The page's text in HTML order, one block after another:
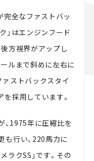
完全なファストバッ
」はエンジンフード
方視界がアップし
ルまで斜めに左右に
ストバックスタイ
採用しています。
、1975年に圧縮比を
も行い、220馬力に
ラクSS」です。その